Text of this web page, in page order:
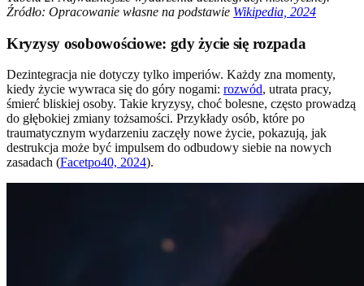
Źródło: Opracowanie własne na podstawie Wikipedia, 2024
Kryzysy osobowościowe: gdy życie się rozpada
Dezintegracja nie dotyczy tylko imperiów. Każdy zna momenty,
kiedy życie wywraca się do góry nogami: rozwód, utrata pracy,
śmierć bliskiej osoby. Takie kryzysy, choć bolesne, często prowadzą
do głębokiej zmiany tożsamości. Przykłady osób, które po
traumatycznym wydarzeniu zaczęły nowe życie, pokazują, jak
destrukcja może być impulsem do odbudowy siebie na nowych
zasadach (Facetpo40, 2024).